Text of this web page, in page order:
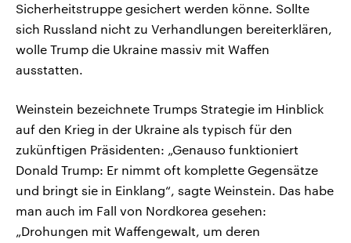
Sicherheitstruppe gesichert werden könne. Sollte
sich Russland nicht zu Verhandlungen bereiterklären,
wolle Trump die Ukraine massiv mit Waffen
ausstatten.
Weinstein bezeichnete Trumps Strategie im Hinblick
auf den Krieg in der Ukraine als typisch für den
zukünftigen Präsidenten: „Genauso funktioniert
Donald Trump: Er nimmt oft komplette Gegensätze
und bringt sie in Einklang“, sagte Weinstein. Das habe
man auch im Fall von Nordkorea gesehen:
„Drohungen mit Waffengewalt, um deren